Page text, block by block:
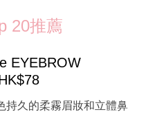
20推薦
EYEBROW
持久的柔霧眉妝和立體鼻